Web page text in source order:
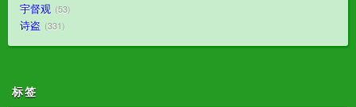
宇督观 53
诗盗 331
标签